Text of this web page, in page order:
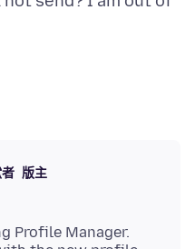
版主
Profile Manager.